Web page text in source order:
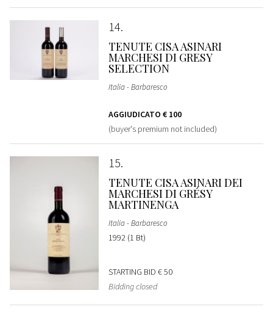
14
TENUTE CISA ASINARI
MARCHESI DI GRESY
SELECTION
Italia - Barbaresco
AGGIUDICATO € 100
(buyer's premium not included)
15
TENUTE CISA ASINARI DEI
MARCHESI DI GRÉSY
MARTINENGA
Italia - Barbaresco
1992 (1 Bt)
STARTING BID € 50
Bidding closed